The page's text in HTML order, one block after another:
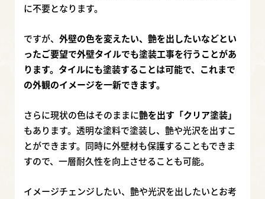
に不要となります。
ですが、 外壁の色を変えたい、艶を出したいなどとい
ったご要望で外壁タイルでも塗装工事を行うことがあ
ります。タイルにも塗装することは可能で、これまで
の外観のイメージを一新できます。
さらに現状の色はそのままに艶を出す「クリア塗装」
もあります。透明な塗料で塗装し、艶や光沢を出すこ
とができます。同時に外壁材も保護することもできま
すので、一層耐久性を向上させることも可能。
イメージチェンジしたい、艶や光沢を出したいとお考